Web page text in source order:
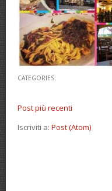
CATEGORIES:
Post più recenti
Iscriviti a: Post (Atom)